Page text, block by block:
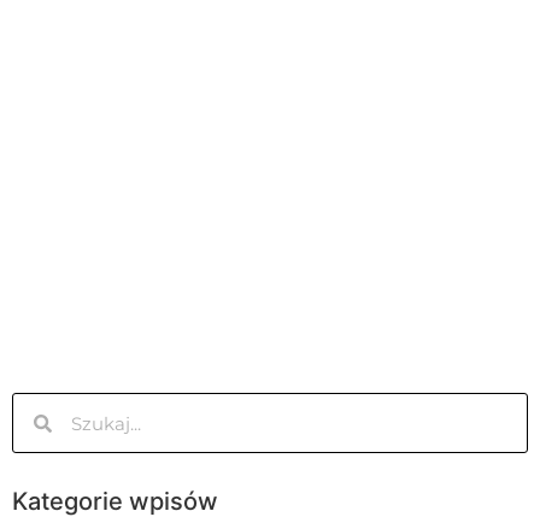
Kategorie wpisów